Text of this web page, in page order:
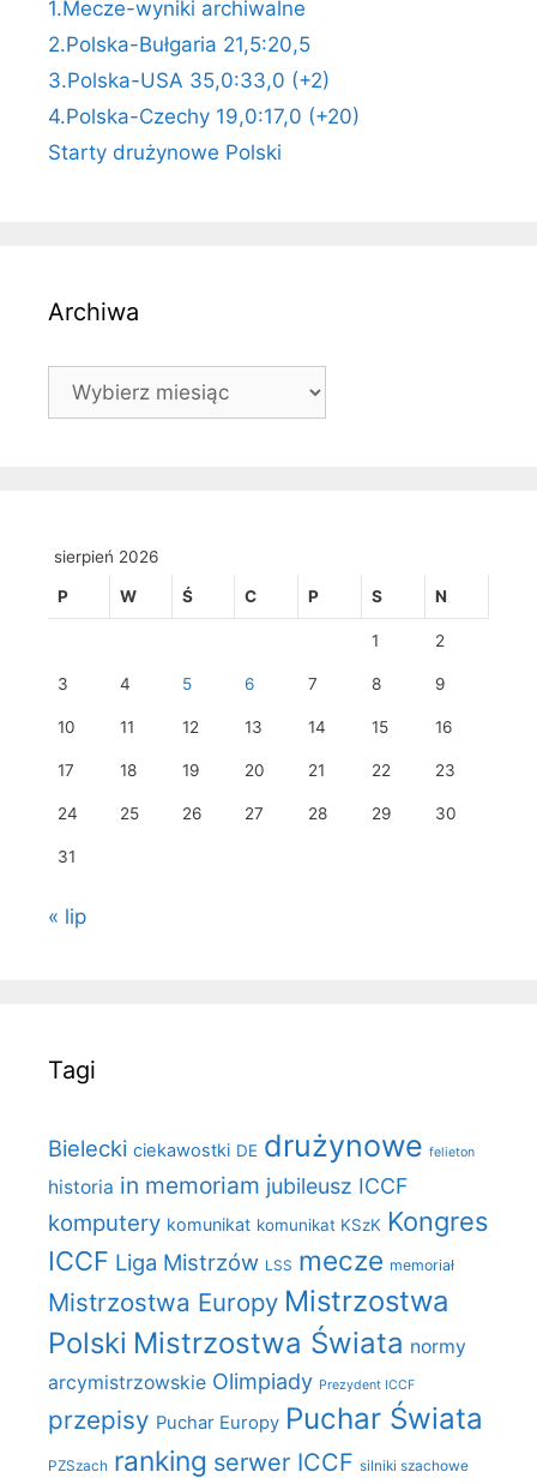
1.Mecze-wyniki archiwalne
2.Polska-Bułgaria 21,5:20,5
3.Polska-USA 35,0:33,0 (+2)
4.Polska-Czechy 19,0:17,0 (+20)
Starty drużynowe Polski
Archiwa
Archiwa
sierpień 2026
P W Ś C P S N
1 2
3 4 5 6 7 8 9
10 11 12 13 14 15 16
17 18 19 20 21 22 23
24 25 26 27 28 29 30
31
« lip
Tagi
Bielecki ciekawostki DE drużynowe felieton
historia in memoriam jubileusz ICCF
komputery komunikat komunikat KSzK Kongres
ICCF Liga Mistrzów LSS mecze memoriał
Mistrzostwa Europy Mistrzostwa
Polski Mistrzostwa Świata normy
arcymistrzowskie Olimpiady Prezydent ICCF
przepisy Puchar Europy Puchar Świata
PZSzach ranking serwer ICCF silniki szachowe